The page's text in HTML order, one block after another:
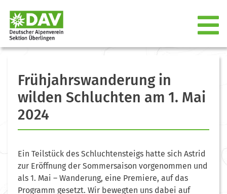
Frühjahrswanderung in
wilden Schluchten am 1. Mai
2024
Ein Teilstück des Schluchtensteigs hatte sich Astrid
zur Eröffnung der Sommersaison vorgenommen und
als 1. Mai – Wanderung, eine Premiere, auf das
Programm gesetzt. Wir bewegten uns dabei auf